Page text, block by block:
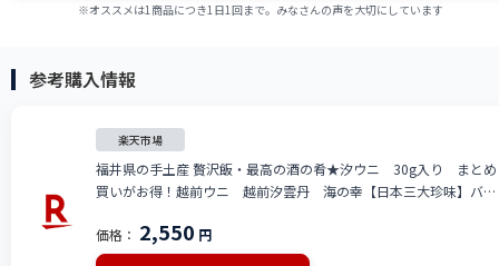
※オススメは1商品につき1日1回まで。みなさんの声を大切にしています
参考購入情報
楽天市場
福井県の手土産 贅沢飯・最高の酒の肴★汐ウニ 30g入り まとめ
買いがお得！越前ウニ 越前汐雲丹 海の幸【日本三大珍味】バフ
価格： 2,550 円